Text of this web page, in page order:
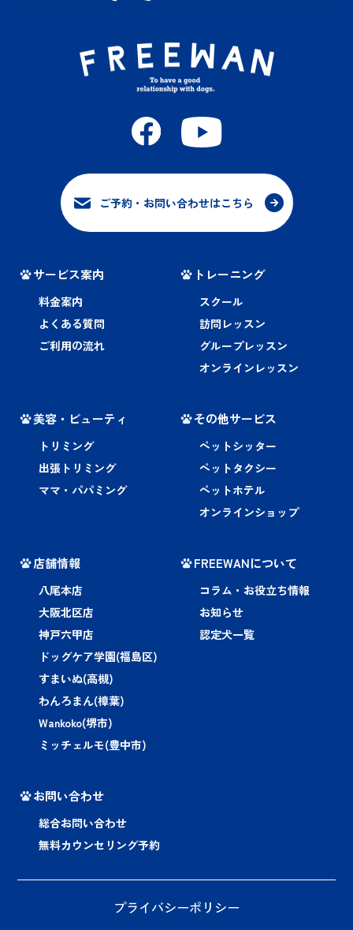
ご予約・お問い合わせはこちら
サービス案内
料金案内
よくある質問
ご利用の流れ
トレーニング
スクール
訪問レッスン
グループレッスン
オンラインレッスン
美容・ビューティ
トリミング
出張トリミング
ママ・パパミング
その他サービス
ペットシッター
ペットタクシー
ペットホテル
オンラインショップ
店舗情報
八尾本店
大阪北区店
神戸六甲店
ドッグケア学園(福島区)
すまいぬ(高槻)
わんろまん(樟葉)
Wankoko(堺市)
ミッチェルモ(豊中市)
FREEWANについて
コラム・お役立ち情報
お知らせ
認定犬一覧
お問い合わせ
総合お問い合わせ
無料カウンセリング予約
プライバシーポリシー